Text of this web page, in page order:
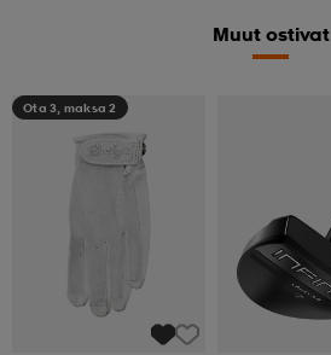
Muut ostivat
Ota 3, maksa 2